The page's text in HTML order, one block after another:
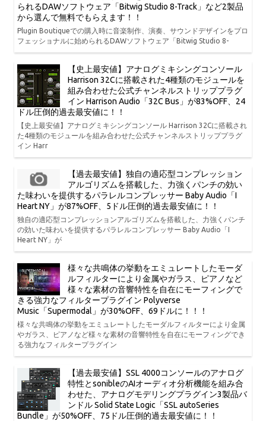
られるDAWソフトウェア「Bitwig Studio 8-Track」など2製品
から選んで無料でもらえます！！
Plugin Boutiqueでの購入時に音楽制作、演奏、サウンドデザインをプロ
フェッショナルに始められるDAWソフトウェア「Bitwig Studio 8-
【史上最安値】アナログミキシングコンソール
Harrison 32Cに搭載された4種類のモジュールを
組み合わせた公式チャンネルストリッププラグ
イン Harrison Audio「32C Bus」が83%OFF、24
ドル圧倒的過去最安値に！！
【史上最安値】アナログミキシングコンソール Harrison 32Cに搭載され
た4種類のモジュールを組み合わせた公式チャンネルストリッププラグ
イン Harr
【過去最安値】独自の適応型コンプレッション
アルゴリズムを搭載した、力強くパンチの効い
た味わいを提供するパラレルコンプレッサー Baby Audio「I
Heart NY」が87%OFF、5ドル圧倒的過去最安値に！！
独自の適応型コンプレッションアルゴリズムを搭載した、力強くパンチ
の効いた味わいを提供するパラレルコンプレッサー Baby Audio「I
Heart NY」が
様々な共鳴体の挙動をエミュレートしたモーダ
ルフィルターにより金属やガラス、ピアノなど
様々な素材の音響特性を自在にモーフィングで
きる強力なフィルタープラグイン Polyverse
Music「Supermodal」が30%OFF、69ドルに！！！
様々な共鳴体の挙動をエミュレートしたモーダルフィルターにより金属
やガラス、ピアノなど様々な素材の音響特性を自在にモーフィングでき
る強力なフィルタープラグイン
【過去最安値】SSL 4000コンソールのアナログ
特性とsonibleのAIオーディオ分析機能を組み合
わせた、アナログモデリングプラグイン3製品バ
ンドル Solid State Logic「SSL autoSeries
Bundle」が50%OFF、75ドル圧倒的過去最安値に！！